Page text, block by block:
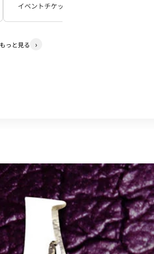
イベントチケット
もっと見る